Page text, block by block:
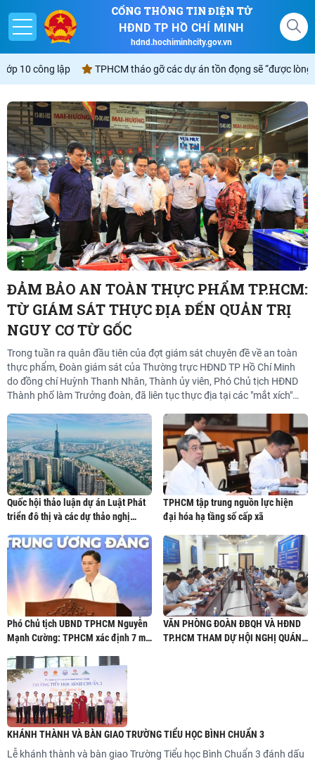
Giới thiệu
Nghị quyết
Lịch
Góp ý - Phản ánh
Không gian văn hóa Hồ Chí Minh
CỔNG THÔNG TIN ĐIỆN TỬ
HĐND TP HỒ CHÍ MINH
hdnd.hochiminhcity.gov.vn
hiện "4 đúng, 3 không" đối với kỳ thi tuyển sinh vào lớp 10 công lập
ĐẢM BẢO ​AN TOÀN THỰC PHẨM TP.HCM:
TỪ GIÁM SÁT THỰC ĐỊA ĐẾN QUẢN TRỊ
NGUY CƠ TỪ GỐC
Trong tuần ra quân đầu tiên của đợt giám sát chuyên đề về an toàn
thực phẩm, Đoàn giám sát của Thường trực HĐND TP Hồ Chí Minh
do đồng chí Huỳnh Thanh Nhân, Thành ủy viên, Phó Chủ tịch HĐND
Thành phố làm Trưởng đoàn, đã liên tục thực địa tại các "mắt xích"
thực phẩm Bình Điền; làm việc với UBND phường Bình Tân và khảo
sát Công ty TNHH MTV Suất ăn công nghiệp Tú Anh; trực tiếp làm
việc tại phường Thuận Giao. Chuyến giám sát khẳng định vai trò kiến
tạo, nâng cao hiệu lực quản lý nhà nước trên địa bàn siêu đô thị sau
khi sắp xếp đơn vị hành chính.
Quốc hội thảo luận dự án Luật Phát
triển đô thị và các dự thảo nghị
TPHCM tập trung nguồn lực hiện
đại hóa hạ tầng số cấp xã
Phó Chủ tịch UBND TPHCM Nguyễn
Mạnh Cường: TPHCM xác định 7 mô
VĂN PHÒNG ĐOÀN ĐBQH VÀ HĐND
TP.HCM THAM DỰ HỘI NGHỊ QUÁN
KHÁNH THÀNH VÀ BÀN GIAO TRƯỜNG TIỂU HỌC BÌNH CHUẨN 3
Lễ khánh thành và bàn giao Trường Tiểu học Bình Chuẩn 3 đánh dấu